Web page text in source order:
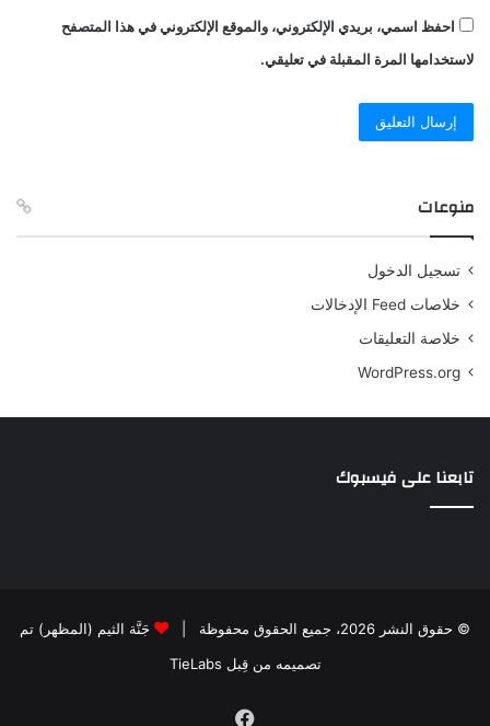
احفظ اسمي، بريدي الإلكتروني، والموقع الإلكتروني في هذا المتصفح
لاستخدامها المرة المقبلة في تعليقي.
منوعات
تسجيل الدخول
خلاصات Feed الإدخالات
خلاصة التعليقات
WordPress.org
تابعنا على فيسبوك
© حقوق النشر 2026، جميع الحقوق محفوظة |
جَنَّة الثيم (المظهر) تم
تصميمه من قِبل TieLabs
فيسبوك